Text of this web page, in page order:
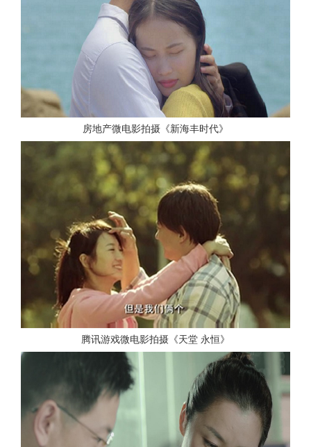
房地产微电影拍摄《新海丰时代》
查看更多
腾讯游戏微电影拍摄《天堂 永恒》